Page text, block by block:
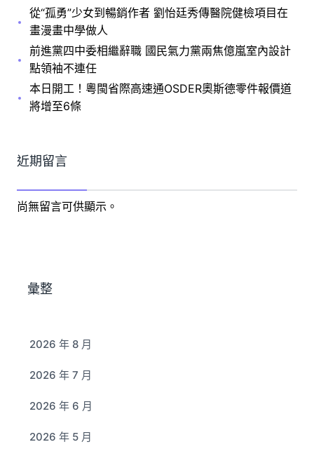
從“孤勇”少女到暢銷作者 劉怡廷秀傳醫院健檢項目在
畫漫畫中學做人
前進黨四中委相繼辭職 國民氣力黨兩焦億嵐室內設計
點領袖不連任
本日開工！粵閩省際高速通OSDER奧斯德零件報價道
將增至6條
近期留言
尚無留言可供顯示。
彙整
2026 年 8 月
2026 年 7 月
2026 年 6 月
2026 年 5 月